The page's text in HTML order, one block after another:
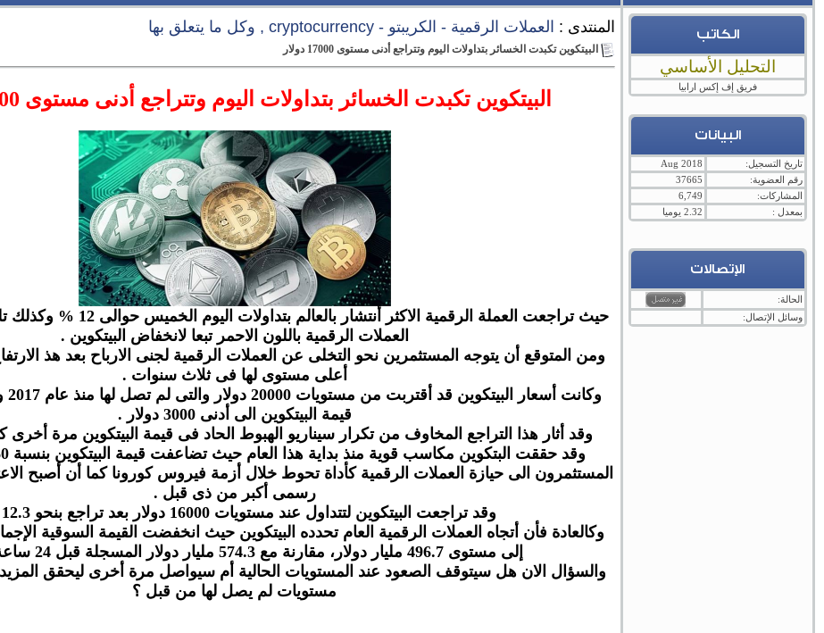
الكاتب
التحليل الأساسي
فريق إف إكس ارابيا
البيانات
تاريخ التسجيل:
Aug 2018
رقم العضوية:
37665
المشاركات:
6,749
بمعدل :
2.32 يوميا
الإتصالات
الحالة:
وسائل الإتصال:
المنتدى : العملات الرقمية - الكريبتو - cryptocurrency , وكل ما يتعلق بها
البيتكوين تكبدت الخسائر بتداولات اليوم وتتراجع أدنى مستوى 17000 دولار
البيتكوين تكبدت الخسائر بتداولات اليوم وتتراجع أدنى مستوى 17000 دولار
حيث تراجعت العملة الرقمية الاكثر
العملات الرقمية باللون الاحمر تبعا لانخفاض البيتكوين .
ومن المتوقع أن يتوجه المستثمرين نحو التخلى عن العملات الرقمية لجنى الارباح بعد هذ
أعلى مستوى لها فى ثلاث سنوات .
قيمة البيتكوين الى أدنى 3000 دولار .
وقد أثار هذا التراجع المخاوف من تكرار سيناريو الهبوط الحاد فى قيمة البيتكوين مرة أخرى
المستثمرون الى حيازة العملات الرقمية كأداة تحوط خلال أزمة فيروس كورونا كما أن أصبح
رسمى أكبر من ذى قبل .
وقد تراجعت البيتكوين لتتداول عند مستويات 16000 دولار بعد تراجع بنحو 12.3 % .
وكالعادة فأن أتجاه العملات الرقمية العام تحدده البيتكوين حيث انخفضت القيمة السوقية
إلى مستوى 496.7 مليار دولار، مقارنة مع 574.3 مليار دولار المسجلة قبل 24 ساعة مضت.
والسؤال الان هل سيتوقف الصعود عند المستويات الحالية أم سيواصل مرة أخرى ليحقق
مستويات لم يصل لها من قبل ؟